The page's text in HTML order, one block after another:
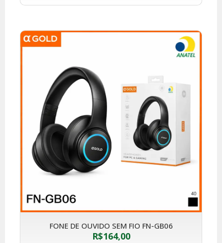
FONE DE OUVIDO SEM FIO FN-GB06
R$164,00